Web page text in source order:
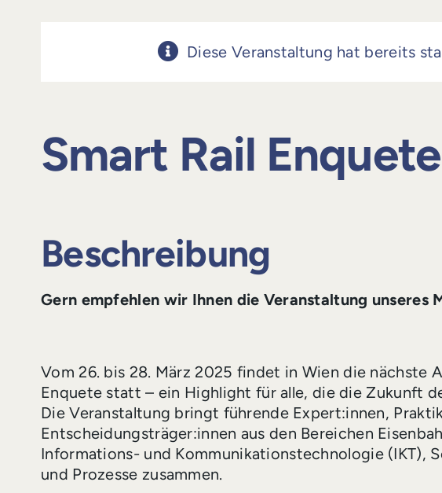
Diese Veranstaltung hat bereits
Smart Rail
Beschreibung
Gern empfehlen wir Ihnen die Veranstaltung unseres
Vom 26. bis 28. März 2025 findet in Wien die nächste
Enquete statt – ein Highlight für alle, die die Zukunft
Die Veranstaltung bringt führende Expert:innen,
Entscheidungsträger:innen aus den Bereichen
Informations- und Kommunikationstechnologie (IKT),
und Prozesse zusammen.